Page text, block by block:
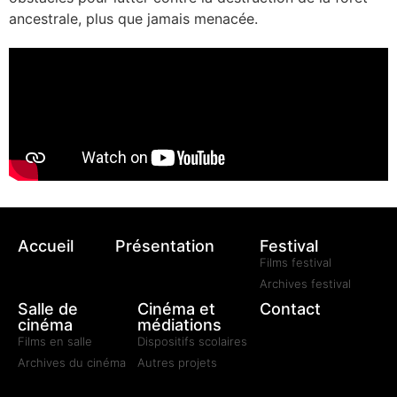
ancestrale, plus que jamais menacée.
Accueil Présentation Festival
Films festival
Archives festival
Salle de
cinéma
Films en salle
Archives du cinéma
Cinéma et
médiations
Dispositifs scolaires
Autres projets
Contact